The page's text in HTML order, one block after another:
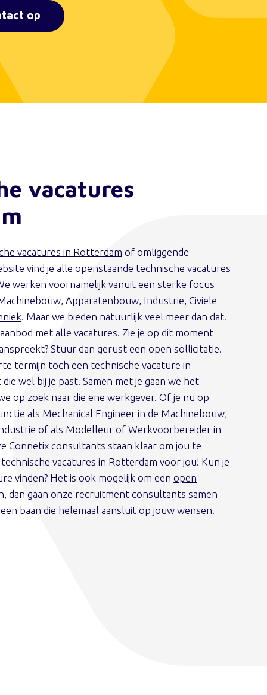
op
vacatures
vacatures in Rotterdam of omliggende
vind je alle openstaande technische vacatures
werken voornamelijk vanuit een sterke focus
,Apparatenbouw, Industrie,Civiele
. Maar we bieden natuurlijk veel meer dan dat.
met alle vacatures. Zie je op dit moment
Stuur dan gerust een open sollicitatie.
termijn toch een technische vacature in
wel bij je past. Samen met je gaan we het
op zoek naar die ene werkgever. Of je nu op
als Mechanical Engineer in de Machinebouw,
of als Modelleur ofWerkvoorbereider in
Connetix consultants staan klaar om jou te
vacatures in Rotterdam voor jou! Kun je
vinden? Het is ook mogelijk om eenopen
dan gaan onze recruitment consultants samen
baan die helemaal aansluit op jouw wensen.